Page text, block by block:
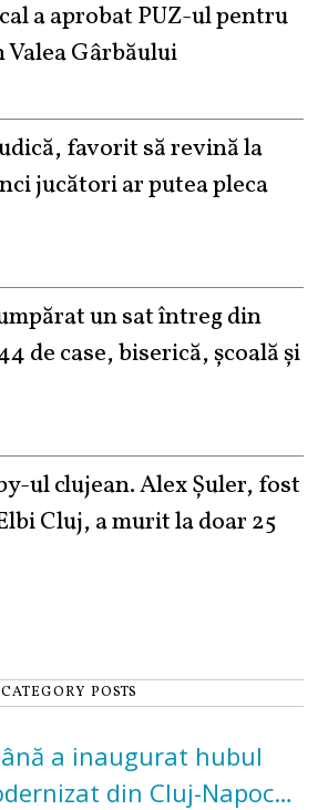
a aprobat PUZ-ul pentru
Gârbăului
favorit să revină la
jucători ar putea pleca
un sat întreg din
de case, biserică, școală și
ul clujean. Alex Șuler, fost
Cluj, a murit la doar 25
CATEGORY POSTS
a inaugurat hubul
din Cluj-Napoca.